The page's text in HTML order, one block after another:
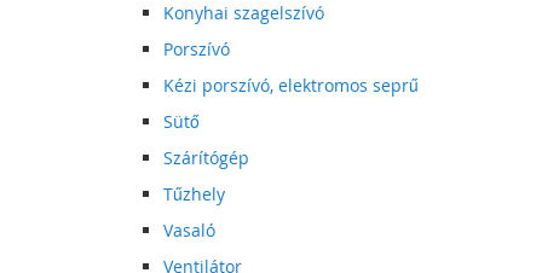
Konyhai szagelszívó
Porszívó
Kézi porszívó, elektromos seprű
Sütő
Szárítógép
Tűzhely
Vasaló
Ventilátor